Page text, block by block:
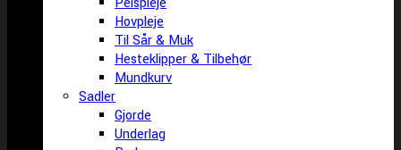
Hovpleje
Til Sår & Muk
Hesteklipper & Tilbehør
Mundkurv
Sadler
Gjorde
Underlag